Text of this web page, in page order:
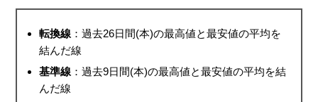
転換線 ：過去26日間(本)の最高値と最安値の平均を
結んだ線
基準線 ：過去9日間(本)の最高値と最安値の平均を結
んだ線